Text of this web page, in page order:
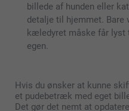
billede af hunden eller
detalje til hjemmet.
kæledyret måske får lyst
egen.
Hvis du ønsker at kunne
et pudebetræk med eget
Det gør det nemt at